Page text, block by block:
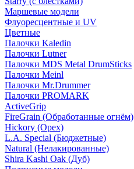
Маршевые модели
Флуоресцентные и UV
Цветные
Палочки Kaledin
Палочки Lutner
Палочки MDS Metal DrumSticks
Палочки Meinl
Палочки Mr.Drummer
Палочки PROMARK
ActiveGrip
FireGrain (Обработанные огнём)
Hickory (Орех)
L.A. Special (Бюджетные)
Natural (Нелакированные)
Shira Kashi Oak (Дуб)